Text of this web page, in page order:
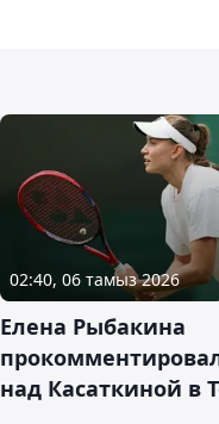
02:40, 06 тамыз 2026
Елена Рыбакина
над Касаткиной в